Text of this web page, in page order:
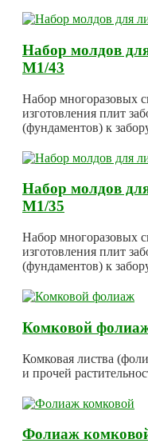
Набор молдов
М1/43
Набор многоразовых
изготовления плит
(фундаментов) к
Набор молдов
М1/35
Набор многоразовых
изготовления плит
(фундаментов) к
Комковой
Комковая листва
и прочей
Фолиаж